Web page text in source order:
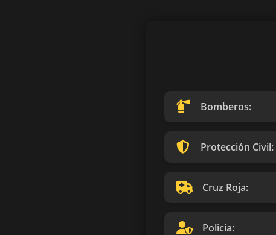
Bomberos:
Protección Civil:
Cruz Roja:
Policía: